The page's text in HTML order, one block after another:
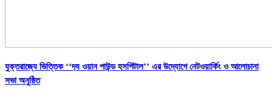
যুক্তরাজ্যে ভিত্তিক ‘‘দ‍্য ওয়ান পাউন্ড হসপিটাল’’ এর উদ্যোগে নেটওয়ার্কিং ও আলোচানা
সভা অনুষ্ঠিত